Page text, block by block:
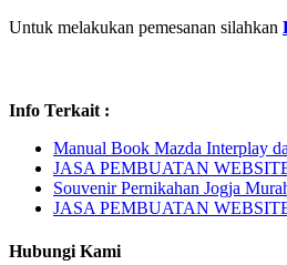
Untuk melakukan pemesanan silahkan
Info Terkait :
Manual Book Mazda Interplay
JASA PEMBUATAN
Souvenir Pernikahan Jogja
JASA PEMBUATAN
Hubungi Kami